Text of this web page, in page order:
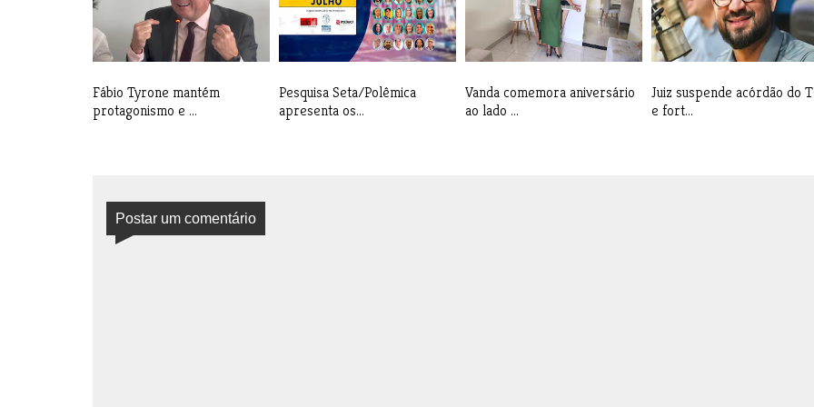
Fábio Tyrone mantém
protagonismo e ...
Pesquisa Seta/Polêmica
apresenta os...
Vanda comemora aniversário
ao lado ...
Juiz suspende acórdão do
e fort...
Postar um comentário